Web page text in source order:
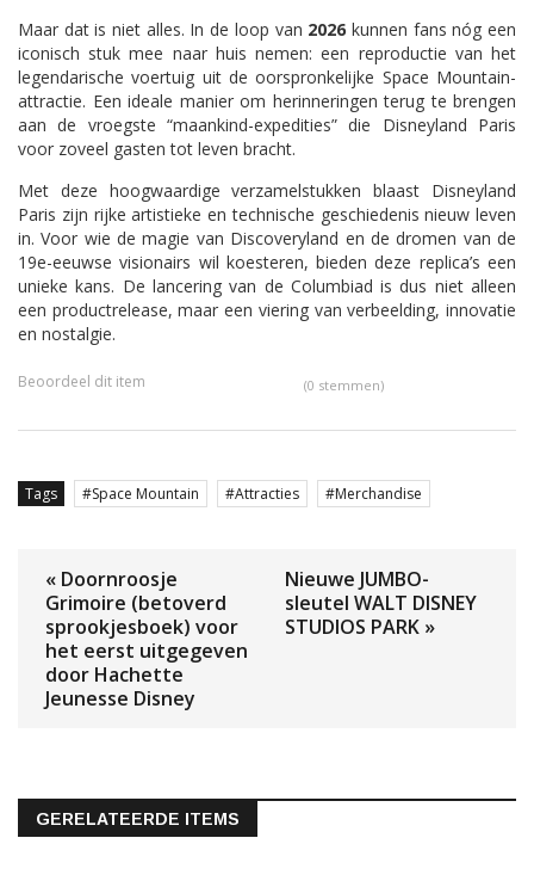
Maar dat is niet alles. In de loop van 2026 kunnen fans nóg een
iconisch stuk mee naar huis nemen: een reproductie van het
legendarische voertuig uit de oorspronkelijke Space Mountain-
attractie. Een ideale manier om herinneringen terug te brengen
aan de vroegste “maankind-expedities” die Disneyland Paris
voor zoveel gasten tot leven bracht.
Met deze hoogwaardige verzamelstukken blaast Disneyland
Paris zijn rijke artistieke en technische geschiedenis nieuw leven
in. Voor wie de magie van Discoveryland en de dromen van de
19e-eeuwse visionairs wil koesteren, bieden deze replica’s een
unieke kans. De lancering van de Columbiad is dus niet alleen
een productrelease, maar een viering van verbeelding, innovatie
en nostalgie.
Beoordeel dit item (0 stemmen)
Tags Space Mountain Attracties Merchandise
« Doornroosje
Grimoire (betoverd
sprookjesboek) voor
het eerst uitgegeven
door Hachette
Jeunesse Disney
Nieuwe JUMBO-
sleutel WALT DISNEY
STUDIOS PARK »
GERELATEERDE ITEMS